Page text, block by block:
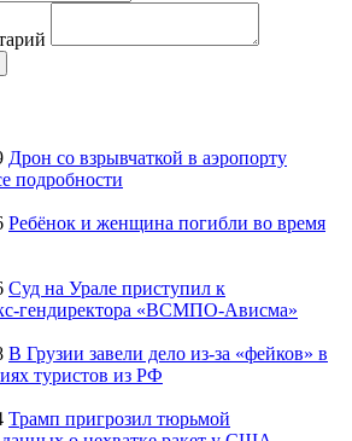
Дрон со взрывчаткой в аэропорту
подробности
Ребёнок и женщина погибли во время
Суд на Урале приступил к
гендиректора «ВСМПО-Ависма»
В Грузии завели дело из-за «фейков» в
туристов из РФ
Трамп пригрозил тюрьмой